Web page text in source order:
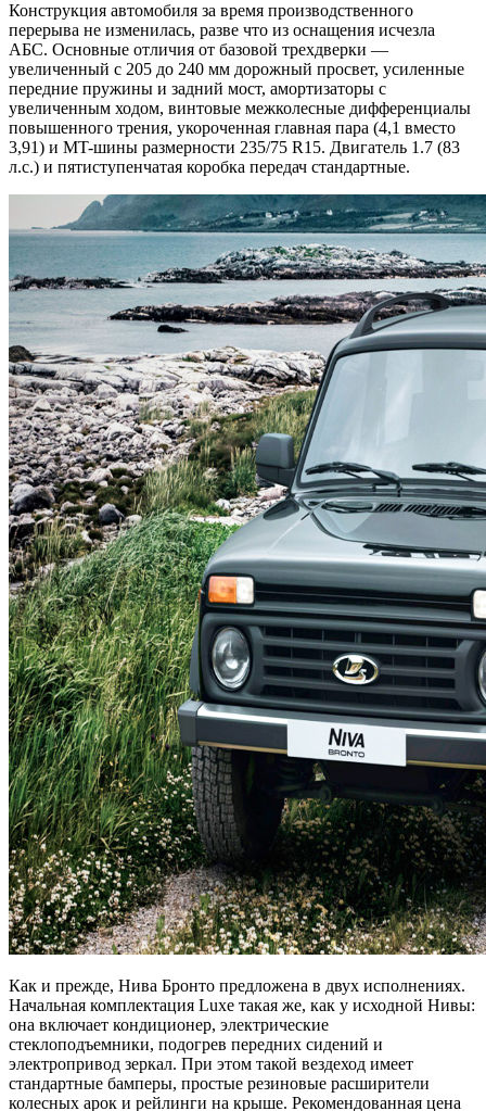
Конструкция автомобиля за время производственного
перерыва не изменилась, разве что из оснащения исчезла
АБС. Основные отличия от базовой трехдверки —
увеличенный с 205 до 240 мм дорожный просвет, усиленные
передние пружины и задний мост, амортизаторы с
увеличенным ходом, винтовые межколесные дифференциалы
повышенного трения, укороченная главная пара (4,1 вместо
3,91) и MT-шины размерности 235/75 R15. Двигатель 1.7 (83
л.с.) и пятиступенчатая коробка передач стандартные.
Как и прежде, Нива Бронто предложена в двух исполнениях.
Начальная комплектация Luxe такая же, как у исходной Нивы:
она включает кондиционер, электрические
стеклоподъемники, подогрев передних сидений и
электропривод зеркал. При этом такой вездеход имеет
стандартные бамперы, простые резиновые расширители
колесных арок и рейлинги на крыше. Рекомендованная цена